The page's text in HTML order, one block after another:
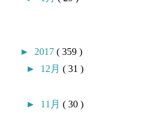
► 2017( 359 )
► 12月( 31 )
► 11月( 30 )